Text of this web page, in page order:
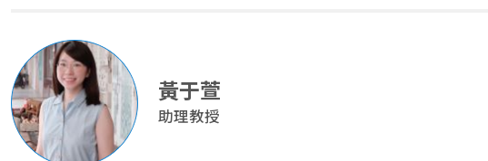
黃于萱
助理教授